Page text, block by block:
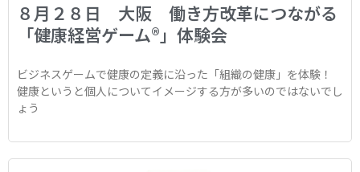
８月２８日 大阪 働き方改革につながる
「健康経営ゲーム®︎」体験会
ビジネスゲームで健康の定義に沿った「組織の健康」を体験！
健康というと個人についてイメージする方が多いのではないでし
ょう